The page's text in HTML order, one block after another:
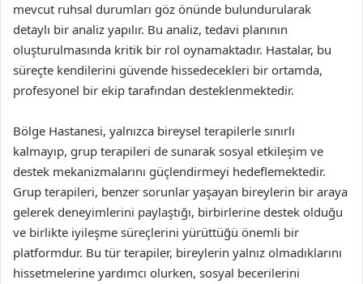
mevcut ruhsal durumları göz önünde bulundurularak
detaylı bir analiz yapılır. Bu analiz, tedavi planının
oluşturulmasında kritik bir rol oynamaktadır. Hastalar, bu
süreçte kendilerini güvende hissedecekleri bir ortamda,
profesyonel bir ekip tarafından desteklenmektedir.
Bölge Hastanesi, yalnızca bireysel terapilerle sınırlı
kalmayıp, grup terapileri de sunarak sosyal etkileşim ve
destek mekanizmalarını güçlendirmeyi hedeflemektedir.
Grup terapileri, benzer sorunlar yaşayan bireylerin bir araya
gelerek deneyimlerini paylaştığı, birbirlerine destek olduğu
ve birlikte iyileşme süreçlerini yürüttüğü önemli bir
platformdur. Bu tür terapiler, bireylerin yalnız olmadıklarını
hissetmelerine yardımcı olurken, sosyal becerilerini